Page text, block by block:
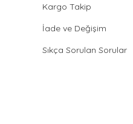
Kargo Takip
İade ve Değişim
Sıkça Sorulan Sorular